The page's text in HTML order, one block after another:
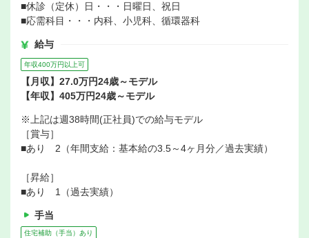
■休診（定休）日・・・日曜日、祝日
■応需科目・・・内科、小児科、循環器科
給与
年収400万円以上可
【月収】27.0万円24歳～モデル
【年収】405万円24歳～モデル
※上記は週38時間(正社員)での給与モデル
［賞与］
■あり 2（年間支給：基本給の3.5～4ヶ月分／過去実績）
［昇給］
■あり 1（過去実績）
手当
住宅補助（手当）あり